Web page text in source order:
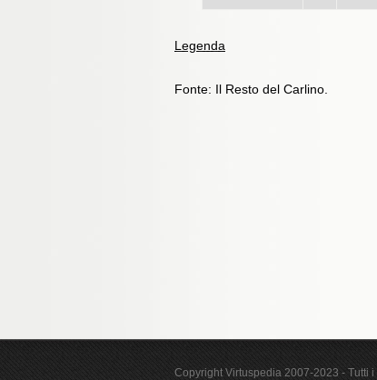
Legenda
Fonte: Il Resto del Carlino.
Copyright Virtuspedia 2007-2023 - Tutti